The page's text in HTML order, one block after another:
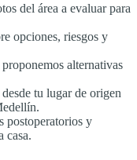
del área a evaluar para
opciones, riesgos y
alternativas
tu lugar de origen
postoperatorios y
casa.